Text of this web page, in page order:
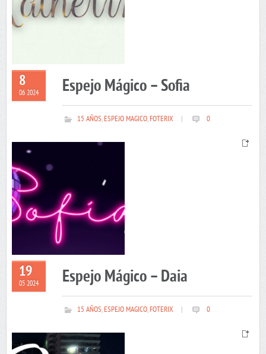
8
06 2024 Espejo Mágico – Sofia
15 AÑOS,ESPEJO MAGICO,FOTERIX 0
19
05 2024 Espejo Mágico – Daia
15 AÑOS,ESPEJO MAGICO,FOTERIX 0